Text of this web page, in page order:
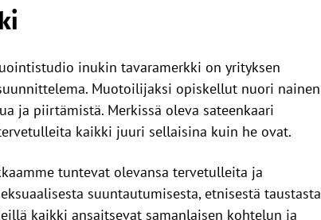
inukin tavaramerkki on yrityksen
Muotoilijaksi opiskellut nuori nainen
ja piirtämistä. Merkissä oleva sateenkaari
kaikki juuri sellaisina kuin he ovat.
tuntevat olevansa tervetulleita ja
suuntautumisesta, etnisestä taustasta
kaikki ansaitsevat samanlaisen kohtelun ja